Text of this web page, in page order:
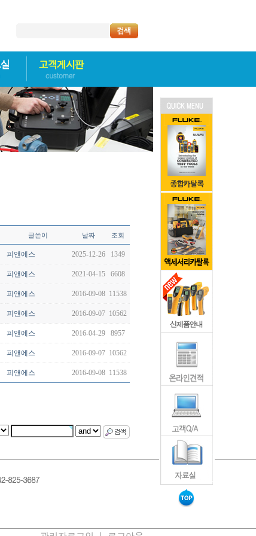
글쓴이 날짜 조회
피앤에스 2025-12-26 1349
피앤에스 2021-04-15 6608
피앤에스 2016-09-08 11538
피앤에스 2016-09-07 10562
피앤에스 2016-04-29 8957
피앤에스 2016-09-07 10562
피앤에스 2016-09-08 11538